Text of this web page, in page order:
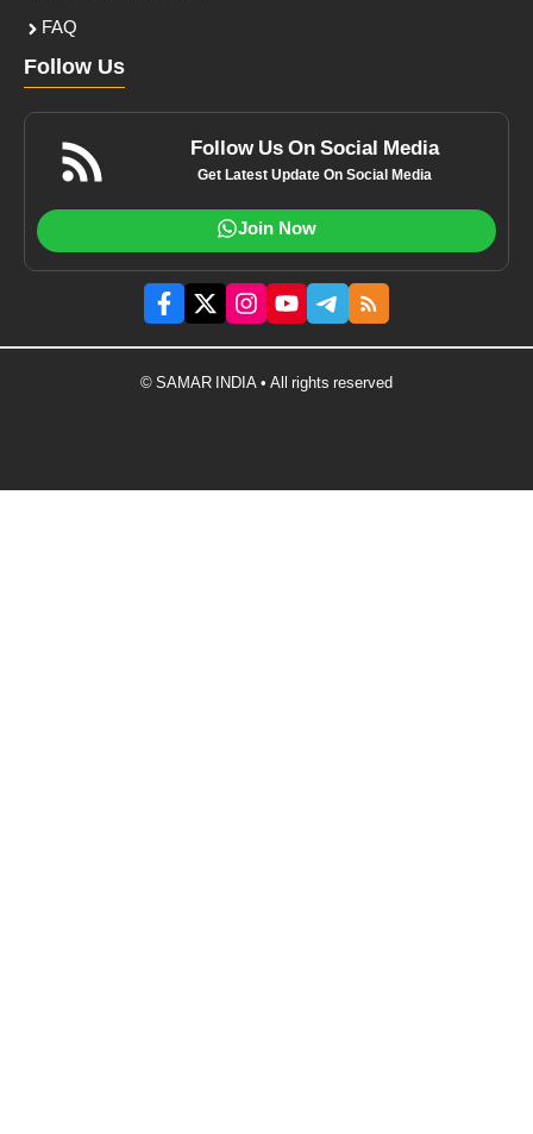
FAQ
Follow Us
Follow Us On Social Media
Get Latest Update On Social Media
Join Now
© SAMAR INDIA • All rights reserved